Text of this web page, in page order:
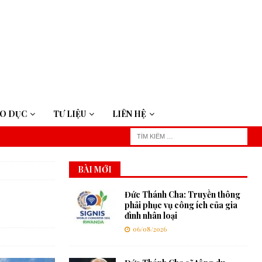
DỤC TƯ LIỆU LIÊN HỆ
BÀI MỚI
Đức Thánh Cha: Truyền thông
phải phục vụ công ích của gia
đình nhân loại
06/08/2026